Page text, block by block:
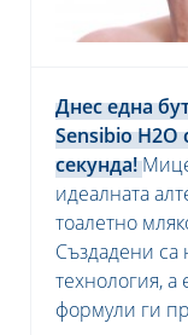
Днес една
Sensibio H2O
секунда!
идеалната
тоалетно
Създадени са
технология, а
формули ги